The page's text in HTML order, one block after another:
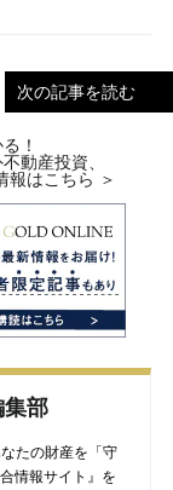
次の記事を読む
！
動産投資、
報はこちら ＞
部
たの財産を「守
情報サイト』を